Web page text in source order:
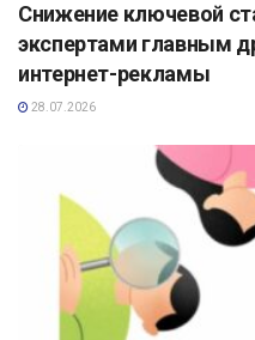
Снижение ключевой
экспертами главным
интернет-рекламы
28.07.2026